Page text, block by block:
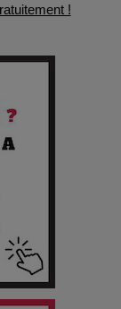
Roule toute la
les
sportives
l'Artiste du